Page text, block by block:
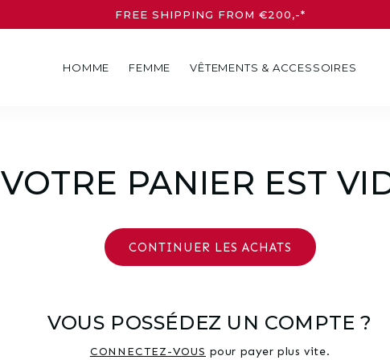
FREE SHIPPING FROM €200,-*
HOMME FEMME VÊTEMENTS & ACCESSOIRES
VOTRE PANIER EST
CONTINUER LES ACHATS
VOUS POSSÉDEZ UN COMPTE ?
CONNECTEZ-VOUS pour payer plus vite.